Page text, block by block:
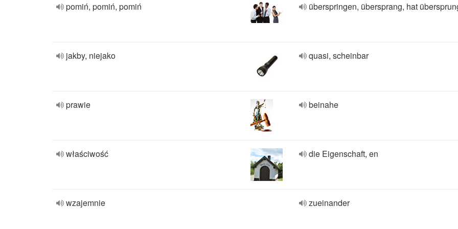
pomiń, pomiń, pomiń überspringen, übersprang, hat
jakby, niejako quasi, scheinbar
prawie beinahe
właściwość die Eigenschaft, en
wzajemnie zueinander